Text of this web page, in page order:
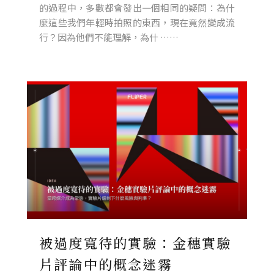
的過程中，多數都會發出一個相同的疑問：為什
麼這些我們年輕時拍照的東西，現在竟然變成流
行？因為他們不能理解，為什 ……
被過度寬待的實驗：金穗實驗
片評論中的概念迷霧